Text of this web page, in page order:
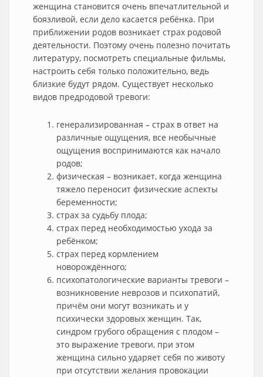
женщина становится очень впечатлительной и
боязливой, если дело касается ребёнка. При
приближении родов возникает страх родовой
деятельности. Поэтому очень полезно почитать
литературу, посмотреть специальные фильмы,
настроить себя только положительно, ведь
близкие будут рядом. Существует несколько
видов предродовой тревоги:
генерализированная – страх в ответ на
различные ощущения, все необычные
ощущения воспринимаются как начало
родов;
физическая – возникает, когда женщина
тяжело переносит физические аспекты
беременности;
страх за судьбу плода;
страх перед необходимостью ухода за
ребёнком;
страх перед кормлением
новорождённого;
психопатологические варианты тревоги –
возникновение неврозов и психопатий,
причём они могут возникать и у
психически здоровых женщин. Так,
синдром грубого обращения с плодом –
это выражение тревоги, при этом
женщина сильно ударяет себя по животу
при отсутствии желания провокации